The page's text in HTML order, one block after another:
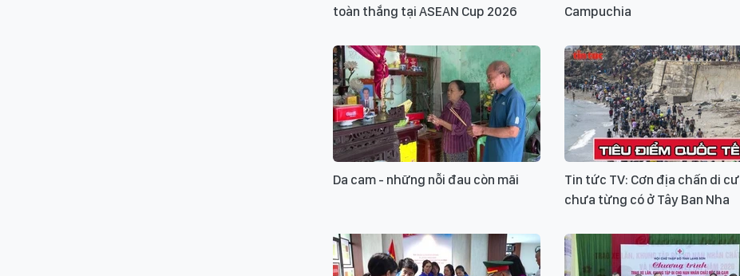
toàn thắng tại ASEAN Cup 2026
Campuchia
Da cam - những nỗi đau còn mãi
Tin tức TV: Cơn địa chấn di cư
chưa từng có ở Tây Ban Nha